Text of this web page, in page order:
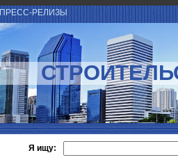
ПРЕСС-РЕЛИЗЫ
Я ищу: